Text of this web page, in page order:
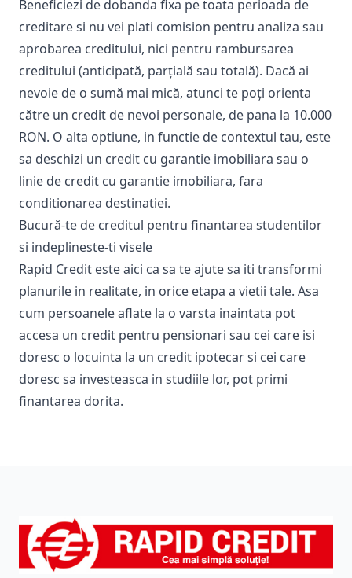
Beneficiezi de dobanda fixa pe toata perioada de
creditare si nu vei plati comision pentru analiza sau
aprobarea creditului, nici pentru rambursarea
creditului (anticipată, parțială sau totală). Dacă ai
nevoie de o sumă mai mică, atunci te poți orienta
către un credit de nevoi personale, de pana la 10.000
RON. O alta optiune, in functie de contextul tau, este
sa deschizi un credit cu garantie imobiliara sau o
linie de credit cu garantie imobiliara, fara
conditionarea destinatiei.
Bucură-te de creditul pentru finantarea studentilor
si indeplineste-ti visele
Rapid Credit este aici ca sa te ajute sa iti transformi
planurile in realitate, in orice etapa a vietii tale. Asa
cum persoanele aflate la o varsta inaintata pot
accesa un credit pentru pensionari sau cei care isi
doresc o locuinta la un credit ipotecarsi cei care
doresc sa investeasca in studiile lor, pot primi
finantarea dorita.